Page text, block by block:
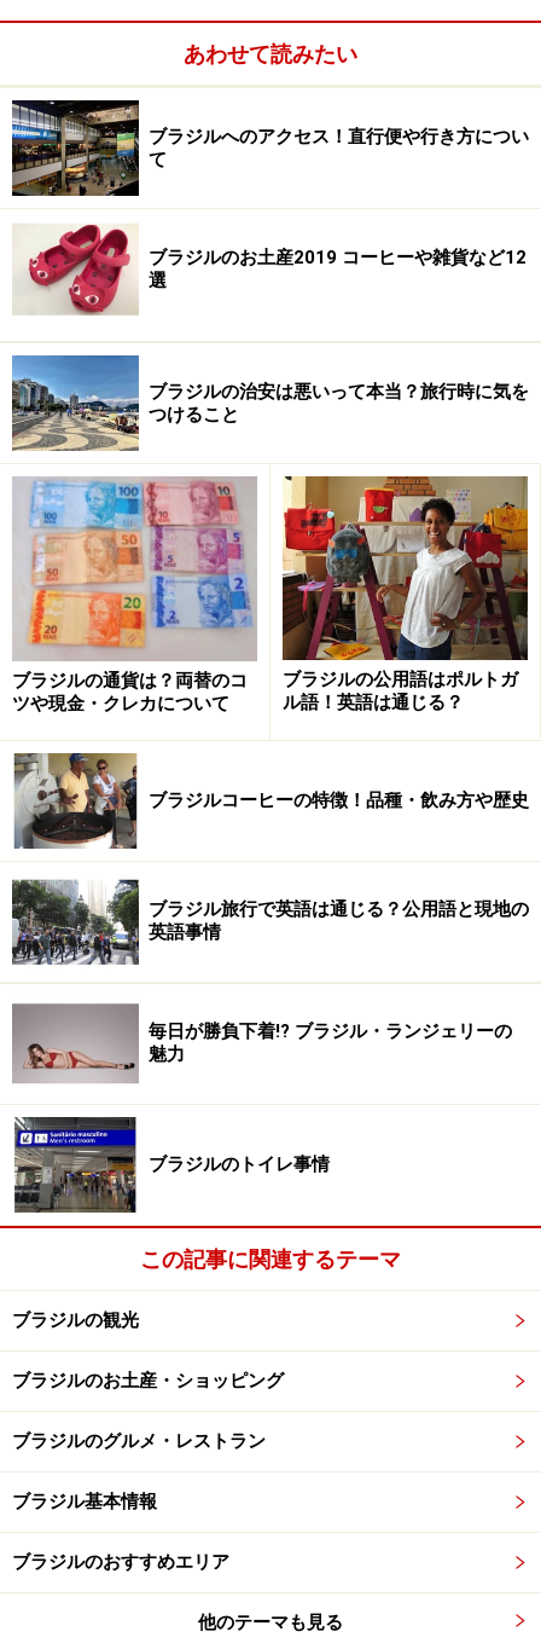
イロの大きな魅力です。
リオ・デ・ジャネイロは、ブラジリアへの遷都が行われ
る1960年までは、ブラジルの首都として機能していまし
た。ポルトガル王室（後のブラジル王室）が置かれた街
でもあり、文化的にも常に中心地として栄えてきまし
た。特に、カーニバルにサンバやボサノバ、モダン建築
や家具、ファッション、映画やTV業界の発展には、カリ
オカ（リオっ子）が大きく貢献しています。
バレー、フットバレー、乗馬、カポエラなど、様々なス
ポーツも盛んです。
リオ・デ・ジャネイロへの行き方
サントス・デュモン空港
リオ・デ・ジャネイロには、アントニオ・カルロス・ジ
ョビン（旧名ガレオン）国際空港（GIG）とサントス・
デュモン空港（SDU）の2つの空港があります。
まだ旧名で呼ばれることが多い国際空港は、リオの中心
地から約20キロの距離にあります。日本＝ブラジル間
は、サンパウロのグアルーリョス国際空港の利用率が高
いものの、ガレオンにも米国だとニューヨーク、マイア
ミ、ワシントンD.C.ヒューストン、アトランタなどか
ら、欧州だとパリやロンドン、フランクフルトなど、ま
た中南米のドゥバイからも直行便があります。
サントス・デュモン空港上空から眺めるコルコバードの丘
サントス・デュモン空港は、海沿いの中心部から2キロ
の距離にあり、天気がよければ、離着時に上空から美し
いリオの風景を楽しむことができます。
あわせて読みたい
ブラジルへのアクセス！直行便や行き方につい
て
ブラジルのお土産2019 コーヒーや雑貨など12
選
ブラジルの治安は悪いって本当？旅行時に気を
つけること
ブラジルの通貨は？両替のコ
ツや現金・クレカについて
ブラジルの公用語はポルトガ
ル語！英語は通じる？
ブラジルコーヒーの特徴！品種・飲み方や歴史
ブラジル旅行で英語は通じる？公用語と現地の
英語事情
毎日が勝負下着!? ブラジル・ランジェリーの
魅力
ブラジルのトイレ事情
この記事に関連するテーマ
ブラジルの観光
ブラジルのお土産・ショッピング
ブラジルのグルメ・レストラン
ブラジル基本情報
ブラジルのおすすめエリア
他のテーマも見る